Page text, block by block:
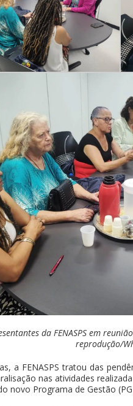
da FENASPS em
reprodução/
a FENASPS tratou das
nas atividades
novo Programa de Gestão